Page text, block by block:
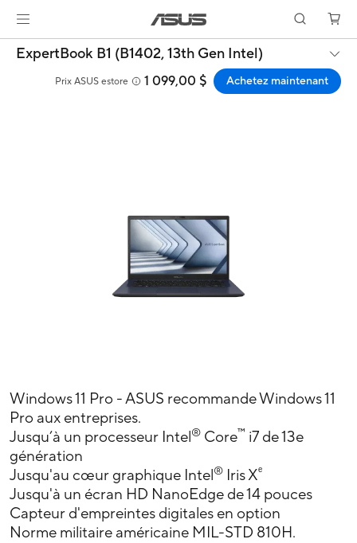
ExpertBook B1 (B1402, 13th Gen Intel)
Prix ASUS estore 1 099,00 $ Achetez maintenant
Windows 11 Pro - ASUS recommande Windows 11
Pro aux entreprises.
Jusqu’à un processeur Intel® Core™ i7 de 13e
génération
Jusqu'au cœur graphique Intel® Iris Xᵉ
Jusqu'à un écran HD NanoEdge de 14 pouces
Capteur d'empreintes digitales en option
Norme militaire américaine MIL-STD 810H.